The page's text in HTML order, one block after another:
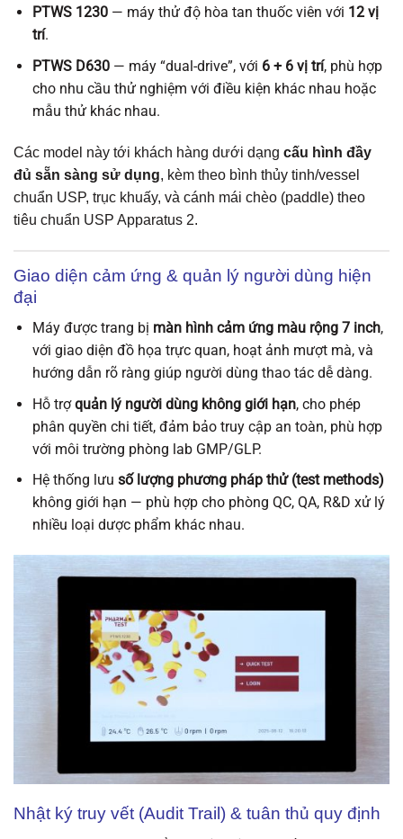
PTWS 1230— máy thử độ hòa tan thuốc viên với 12 vị
trí.
PTWS D630— máy “dual-drive”, với 6 + 6 vị trí, phù hợp
cho nhu cầu thử nghiệm với điều kiện khác nhau hoặc
mẫu thử khác nhau.
Các model này tới khách hàng dưới dạng cấu hình đầy
đủ sẵn sàng sử dụng, kèm theo bình thủy tinh/vessel
chuẩn USP, trục khuấy, và cánh mái chèo (paddle) theo
tiêu chuẩn USP Apparatus 2.
Giao diện cảm ứng & quản lý người dùng hiện
đại
Máy được trang bị màn hình cảm ứng màu rộng 7 inch,
với giao diện đồ họa trực quan, hoạt ảnh mượt mà, và
hướng dẫn rõ ràng giúp người dùng thao tác dễ dàng.
Hỗ trợquản lý người dùng không giới hạn, cho phép
phân quyền chi tiết, đảm bảo truy cập an toàn, phù hợp
với môi trường phòng lab GMP/GLP.
Hệ thống lưu số lượng phương pháp thử (test methods)
không giới hạn — phù hợp cho phòng QC, QA, R&D xử lý
nhiều loại dược phẩm khác nhau.
Nhật ký truy vết (Audit Trail) & tuân thủ quy định